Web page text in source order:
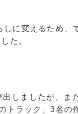
に変えるため、
た。
しましたが、ま
トラック、3名の